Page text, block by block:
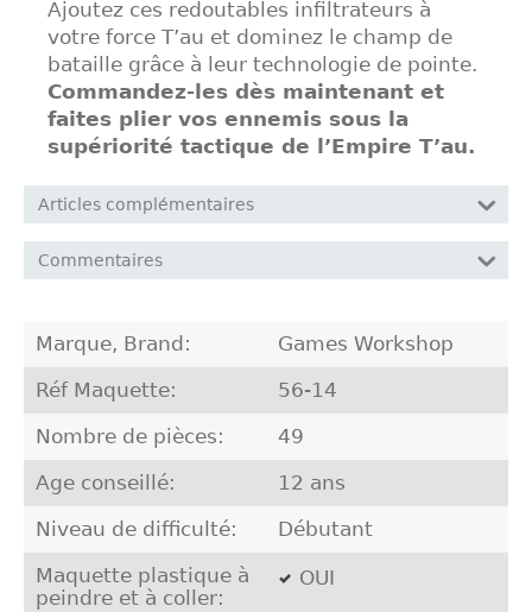
Ajoutez ces redoutables infiltrateurs à
votre force T’au et dominez le champ de
bataille grâce à leur technologie de pointe.
Commandez-les dès maintenant et
faites plier vos ennemis sous la
supériorité tactique de l’Empire T’au.
Articles complémentaires
Commentaires
Marque, Brand: Games Workshop
Réf Maquette: 56-14
Nombre de pièces: 49
Age conseillé: 12 ans
Niveau de difficulté: Débutant
Maquette plastique à
peindre et à coller:
OUI